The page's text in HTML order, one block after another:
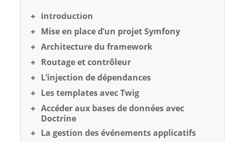
Introduction
Mise en place d’un projet Symfony
Architecture du framework
Routage et contrôleur
L’injection de dépendances
Les templates avec Twig
Accéder aux bases de données avec
Doctrine
La gestion des événements applicatifs